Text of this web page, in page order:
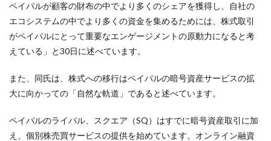
ペイパルが顧客の財布の中でより多くのシェアを獲得し、自社の
エコシステムの中でより多くの資金を集めるためには、株式取引
がペイパルにとって重要なエンゲージメントの原動力になると考
えている」と30日に述べています。
また、同氏は、株式への移行はペイパルの暗号資産サービスの拡
大に向かっての「自然な軌道」であると述べています。
ペイパルのライバル、スクエア（SQ）はすでに暗号資産取引に加
え、個別株売買サービスの提供を始めています。オンライン融資